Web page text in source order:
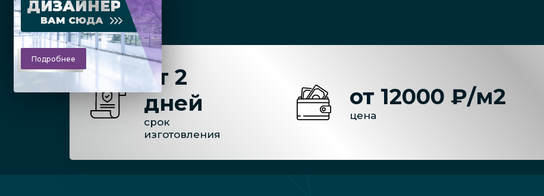
ДИЗАЙНЕР
ВАМ СЮДА
Подробнее
от 2
дней
срок
изготовления
от 12000 ₽/м2
цена